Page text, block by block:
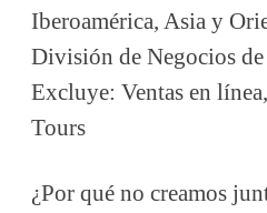
Iberoamérica, Asia y
División de Negocios
Excluye: Ventas en
Tours
¿Por qué no creamos